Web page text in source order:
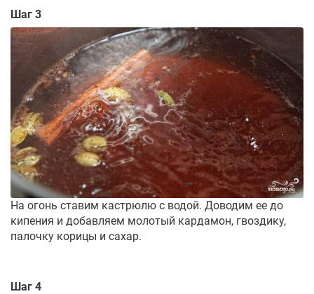
Шаг 3
На огонь ставим кастрюлю с водой. Доводим ее до
кипения и добавляем молотый кардамон, гвоздику,
палочку корицы и сахар.
Шаг 4